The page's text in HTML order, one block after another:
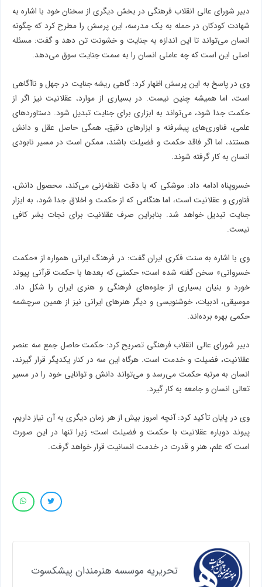
دبیر شورای عالی انقلاب فرهنگی در بخش دیگری از سخنان خود با اشاره به
شهادت کودکان در حمله به یک مدرسه، این پرسش را مطرح کرد که چگونه
انسان می‌تواند تا این اندازه به جنایت و خشونت تن دهد و گفت: مسئله
اصلی این است که چه عاملی انسان را به سمت جنایت سوق می‌دهد.
وی در پاسخ به این پرسش اظهار کرد: گاهی ریشه جنایت در جهل و ناآگاهی
است، اما همیشه چنین نیست. در بسیاری از موارد، عقلانیت نیز اگر از
حکمت جدا شود، می‌تواند به ابزاری برای جنایت تبدیل شود. دستاوردهای
علمی، فناوری‌های پیشرفته و ابزارهای دقیق، همگی حاصل عقل و دانش
هستند، اما اگر فاقد حکمت و فضیلت باشند، ممکن است در مسیر نابودی
انسان به کار گرفته شوند.
خسروپناه ادامه داد: موشکی که با دقت نقطه‌زنی می‌کند، محصول دانش،
فناوری و عقلانیت است، اما هنگامی که از حکمت و اخلاق جدا شود، به ابزار
جنایت تبدیل خواهد شد. بنابراین صرف عقلانیت برای نجات بشر کافی
نیست.
وی با اشاره به سنت فکری ایران گفت: در فرهنگ ایرانی همواره از «حکمت
خسروانی» سخن گفته شده است؛ حکمتی که بعدها با حکمت قرآنی پیوند
خورد و بنیان بسیاری از جلوه‌های فرهنگی و هنری ایران را شکل داد.
موسیقی، ادبیات، خوشنویسی و دیگر هنرهای ایرانی نیز از همین سرچشمه
حکمی بهره برده‌اند.
دبیر شورای عالی انقلاب فرهنگی تصریح کرد: حکمت حاصل جمع سه عنصر
عقلانیت، فضیلت و خدمت است. هرگاه این سه در کنار یکدیگر قرار گیرند،
انسان به مرتبه حکمت می‌رسد و می‌تواند دانش و توانایی خود را در مسیر
تعالی انسان و جامعه به کار گیرد.
وی در پایان تأکید کرد: آنچه امروز بیش از هر زمان دیگری به آن نیاز داریم،
پیوند دوباره عقلانیت با حکمت و فضیلت است؛ زیرا تنها در این صورت
است که علم، هنر و قدرت در خدمت انسانیت قرار خواهد گرفت.
تحریریه موسسه هنرمندان پیشکسوت